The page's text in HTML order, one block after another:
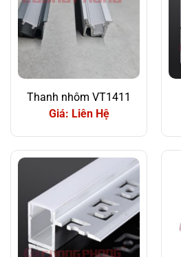
Thanh nhôm VT1411
Giá: Liên Hệ